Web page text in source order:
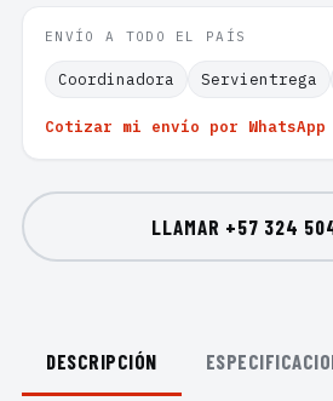
ENVÍO A TODO EL PAÍS
Coordinadora Servientrega
Cotizar mi envío por WhatsApp
LLAMAR +57 324
DESCRIPCIÓN